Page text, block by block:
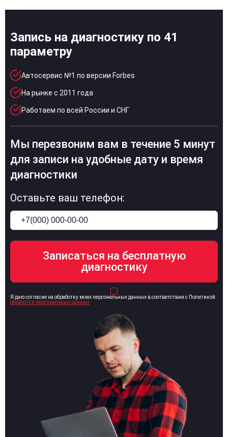
Запись на диагностику по 41
параметру
Автосервис №1 по версии Forbes
На рынке с 2011 года
Работаем по всей России и СНГ
Мы перезвоним вам в течение 5 минут
для записи на удобные дату и время
диагностики
Оставьте ваш телефон:
Я даю согласие на обработку моих персональных данных в соответствии с Политикой
обработки персональных данных